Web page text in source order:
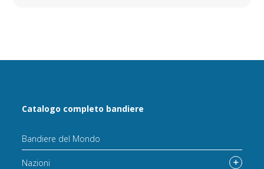
Catalogo completo bandiere
Bandiere del Mondo
Nazioni